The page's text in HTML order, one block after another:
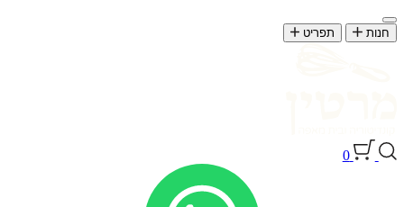
חנות תפריט
0